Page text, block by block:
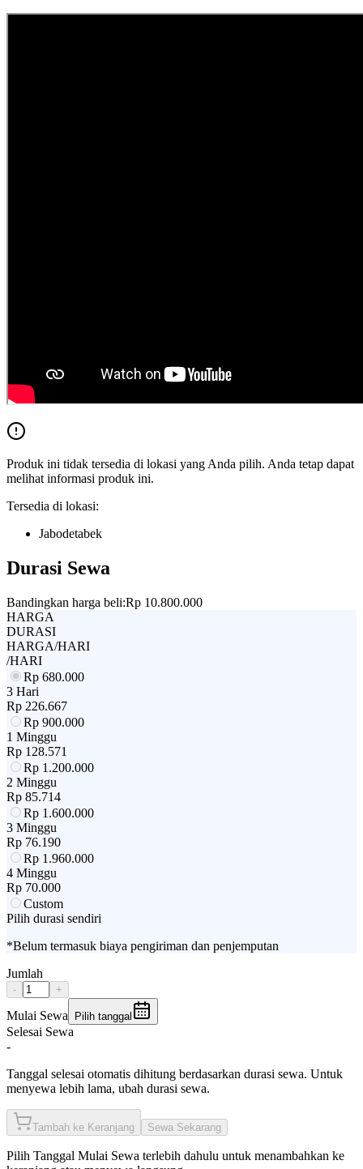
Produk ini tidak tersedia di lokasi yang Anda pilih. Anda tetap dapat
melihat informasi produk ini.
Tersedia di lokasi:
Jabodetabek
Durasi Sewa
Bandingkan harga beli:Rp 10.800.000
HARGA
DURASI
HARGA/HARI
/HARI
Rp 680.000
3 Hari
Rp 226.667
Rp 900.000
1 Minggu
Rp 128.571
Rp 1.200.000
2 Minggu
Rp 85.714
Rp 1.600.000
3 Minggu
Rp 76.190
Rp 1.960.000
4 Minggu
Rp 70.000
Custom
Pilih durasi sendiri
*Belum termasuk biaya pengiriman dan penjemputan
Jumlah
- +
Mulai Sewa Pilih tanggal
Selesai Sewa
-
Tanggal selesai otomatis dihitung berdasarkan durasi sewa. Untuk
menyewa lebih lama, ubah durasi sewa.
Tambah ke Keranjang Sewa Sekarang
Pilih Tanggal Mulai Sewa terlebih dahulu untuk menambahkan ke